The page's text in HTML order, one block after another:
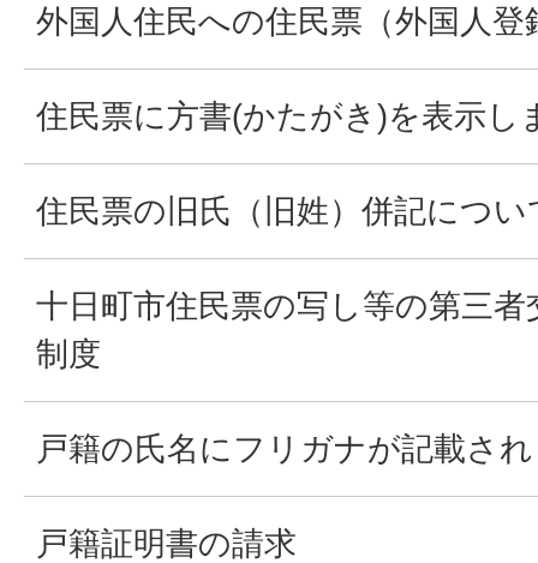
外国人住民への住民票（外国人登
住民票に方書(かたがき)を表示し
住民票の旧氏（旧姓）併記につい
十日町市住民票の写し等の第三
制度
戸籍の氏名にフリガナが記載さ
戸籍証明書の請求